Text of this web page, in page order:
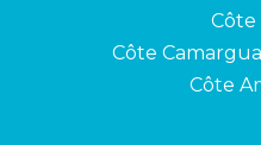
Côte
Côte
Côte